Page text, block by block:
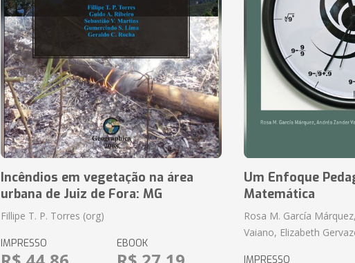
Incêndios em vegetação na área
urbana de Juiz de Fora: MG
Fillipe T. P. Torres (org)
IMPRESSO EBOOK
Um Enfoque
Matemática
Rosa M. García
Vaiano, Elizabeth
IMPRESSO